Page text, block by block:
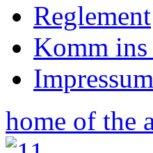
Reglement
Komm
Impressum
home of the